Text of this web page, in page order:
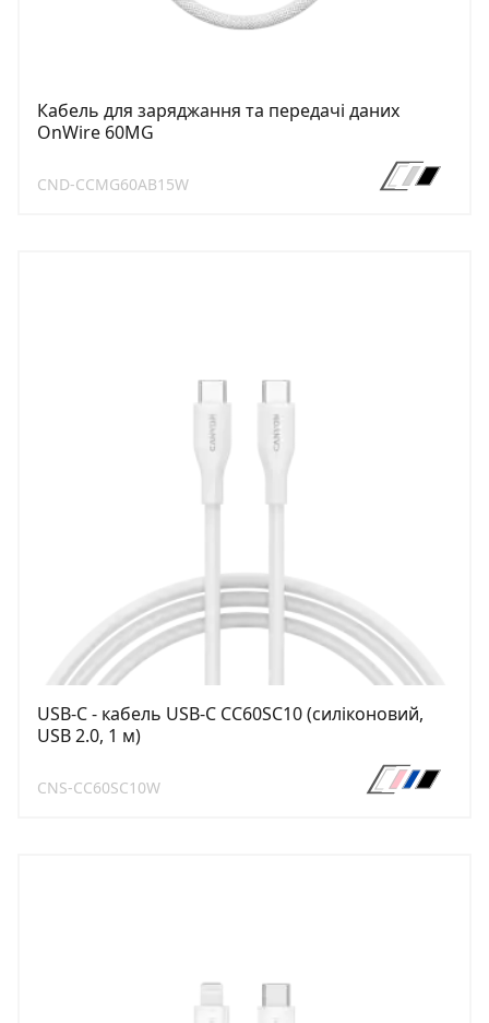
Кабель для заряджання та передачі даних
OnWire 60MG
CND-CCMG60AB15W
USB-C - кабель USB-C CC60SC10 (силіконовий,
USB 2.0, 1 м)
CNS-CC60SC10W